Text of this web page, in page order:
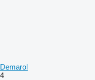
Demarol
4